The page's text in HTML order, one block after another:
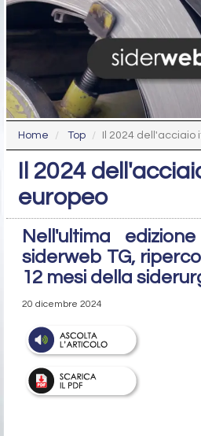
Home Top Il 2024
Il 2024
europeo
Nell'ultima
siderweb TG,
12 mesi della
20 dicembre 2024